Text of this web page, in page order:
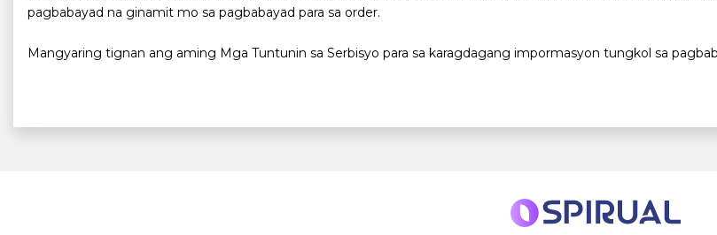
pagbabayad na ginamit mo sa pagbabayad para sa order.
Mangyaring tignan ang aming Mga Tuntunin sa Serbisyo para sa karagdagang impormasyon tungkol sa